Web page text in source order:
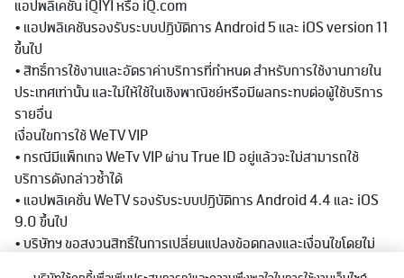
แอปพลิเคชัน iQIYI หรือ iQ.com
• แอปพลิเคชันรองรับระบบปฏิบัติการ Android 5 และ iOS version 11
ขึ้นไป
• สิทธิ์การใช้งานและอัตราค่าบริการที่กำหนด สำหรับการใช้งานภายใน
ประเทศเท่านั้น และไม่ให้ใช้ในเชิงพาณิชย์หรือมีผลกระทบต่อผู้ใช้บริการ
รายอื่น
เงื่อนไขการใช้ WeTV VIP
• กรณีมีแพ็กเกจ WeTv VIP ผ่าน True ID อยู่แล้วจะไม่สามารถใช้
บริการดังกล่าวซ้ำได้
• แอปพลิเคชั่น WeTV รองรับระบบปฏิบัติการ Android 4.4 และ iOS
9.0 ขึ้นไป
• บริษัทฯ ขอสงวนสิทธิ์ในการเปลี่ยนแปลงข้อตกลงและเงื่อนไขโดยไม่
ต้องแจ้งให้ทราบล่วงหน้า